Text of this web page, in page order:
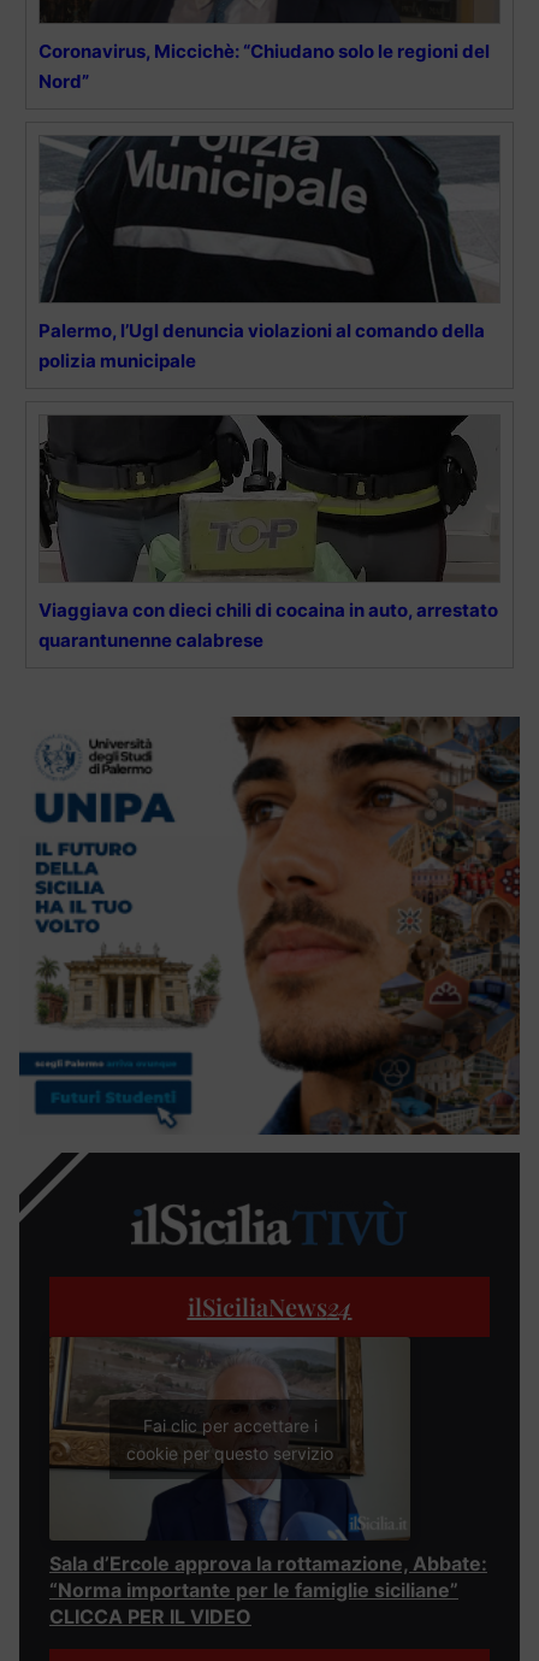
Coronavirus, Miccichè: “Chiudano solo le regioni del
Nord”
Palermo, l’Ugl denuncia violazioni al comando della
polizia municipale
Viaggiava con dieci chili di cocaina in auto, arrestato
quarantunenne calabrese
ilSiciliaNews24
Fai clic per accettare i
cookie per questo servizio
Sala d’Ercole approva la rottamazione, Abbate:
“Norma importante per le famiglie siciliane”
CLICCA PER IL VIDEO